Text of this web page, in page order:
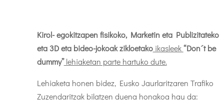
Kirol- egokitzapen fisikoko, Marketin eta Publizitateko
eta 3D eta bideo-jokoak zikloetakoikasleek“Don´t be
dummy”lehiaketan parte hartuko dute.
Lehiaketa honen bidez, Eusko Jaurlaritzaren Trafiko
Zuzendaritzak bilatzen duena honakoa hau da: